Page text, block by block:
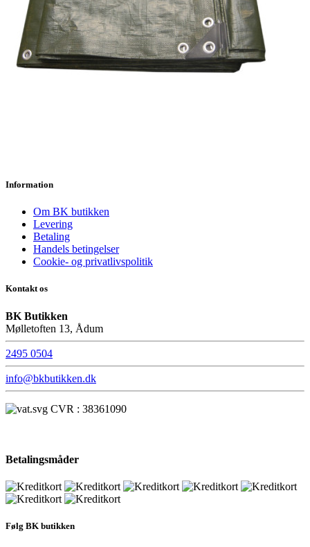
Information
Om BK butikken
Levering
Betaling
Handels betingelser
Cookie- og privatlivspolitik
Kontakt os
BK Butikken
Mølletoften 13, Ådum
2495 0504
info@bkbutikken.dk
CVR : 38361090
Betalingsmåder
Følg BK butikken